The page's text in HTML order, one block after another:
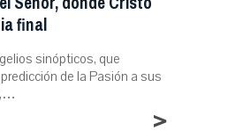
final
sinópticos, que
de la Pasión a sus
>